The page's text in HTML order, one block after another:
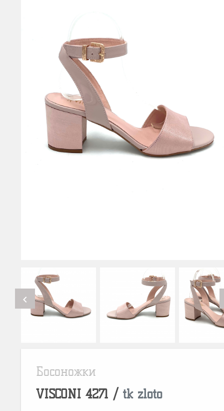
chevron_left
Босоножки
VISCONI 4271 / tk zloto